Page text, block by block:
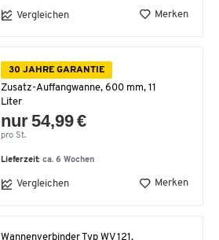
Vergleichen Merken
30 JAHRE GARANTIE
Zusatz-Auffangwanne, 600 mm, 11
Liter
nur 54,99 €
pro St.
Lieferzeit:ca. 6 Wochen
Vergleichen Merken
Wannenverbinder Typ WV 121,